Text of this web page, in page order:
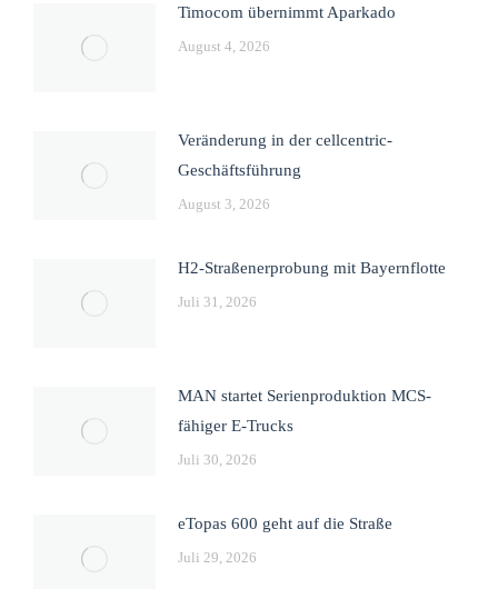
Timocom übernimmt Aparkado
August 4, 2026
Veränderung in der cellcentric-
Geschäftsführung
August 3, 2026
H2-Straßenerprobung mit Bayernflotte
Juli 31, 2026
MAN startet Serienproduktion MCS-
fähiger E-Trucks
Juli 30, 2026
eTopas 600 geht auf die Straße
Juli 29, 2026